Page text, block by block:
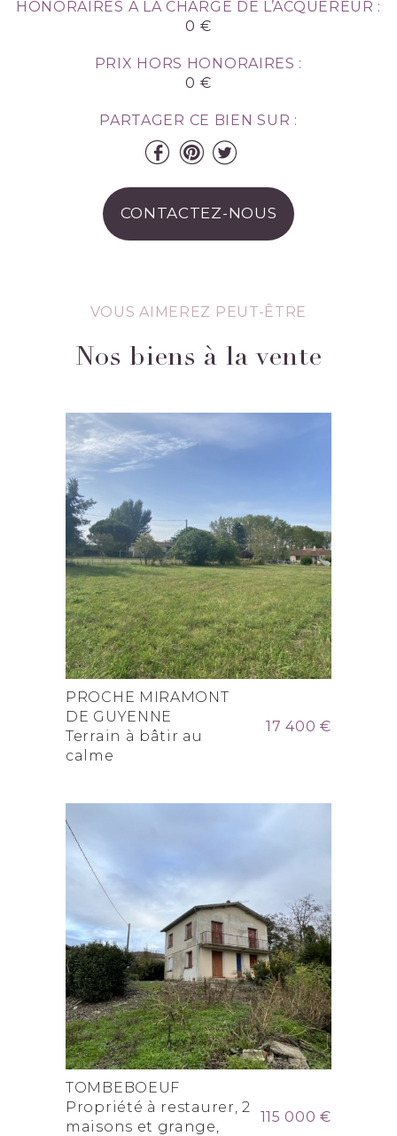
HONORAIRES À LA CHARGE DE L’ACQUÉREUR :
0 €
PRIX HORS HONORAIRES :
0 €
PARTAGER CE BIEN SUR :
CONTACTEZ-NOUS
VOUS AIMEREZ PEUT-ÊTRE
Nos biens à la vente
PROCHE MIRAMONT
DE GUYENNE
Terrain à bâtir au
calme
17 400 €
TOMBEBOEUF
Propriété à restaurer, 2
maisons et grange,
115 000 €